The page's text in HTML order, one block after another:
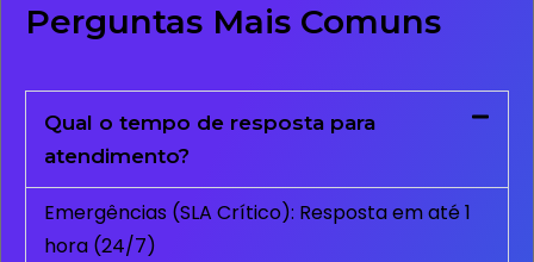
Perguntas Mais Comuns
Qual o tempo de resposta para
atendimento?
Emergências (SLA Crítico): Resposta em até 1
hora (24/7)